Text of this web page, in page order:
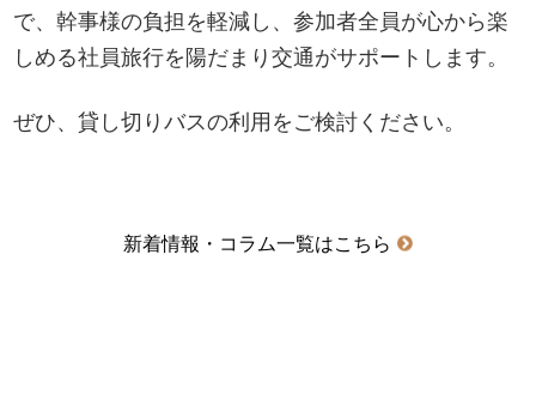
で、幹事様の負担を軽減し、参加者全員が心から楽
しめる社員旅行を陽だまり交通がサポートします。
ぜひ、貸し切りバスの利用をご検討ください。
新着情報・コラム一覧はこちら